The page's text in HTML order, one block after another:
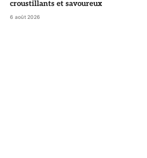
croustillants et savoureux
6 août 2026